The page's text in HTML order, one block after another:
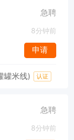
急聘
8分钟前
申请
罐米线) 认证
急聘
8分钟前